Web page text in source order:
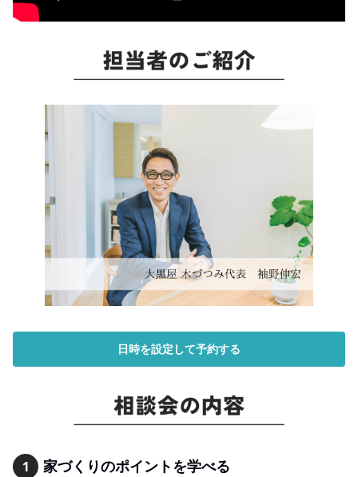
日時を設定して予約する
1 家づくりのポイントを学べる